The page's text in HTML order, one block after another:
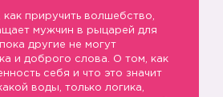
как приручить волшебство,
мужчин в рыцарей для
другие не могут
и доброго слова. О том, как
себя и что это значит
воды, только логика,